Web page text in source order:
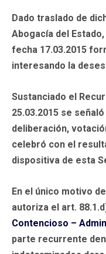
Dado traslado de
Abogacía del
fecha 17.03.2015
interesando la
Sustanciado el
25.03.2015 se
deliberación,
celebró con el
dispositiva de esta
En el único motivo
autoriza el art.
Contencioso –
parte recurrente